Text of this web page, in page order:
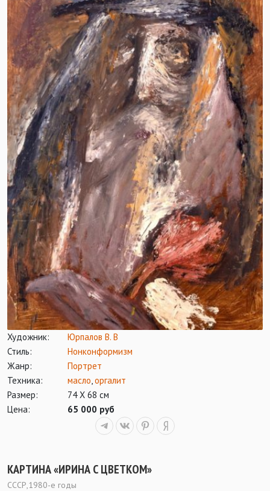
Художник:
Юрпалов В. В
Стиль:
Нонконформизм
Жанр:
Портрет
Техника:
масло оргалит
Размер:
74 Х 68 см
Цена:
65 000 руб
КАРТИНА «ИРИНА С ЦВЕТКОМ»
СССР,1980-е годы